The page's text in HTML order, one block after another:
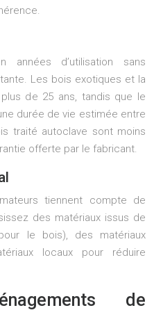
d’utilisation sans
Les bois exotiques et la
de 25 ans, tandis que le
durée de vie estimée entre
traité autoclave sont moins
offerte par le fabricant.
tiennent compte de
des matériaux issus de
le bois), des matériaux
locaux pour réduire
de